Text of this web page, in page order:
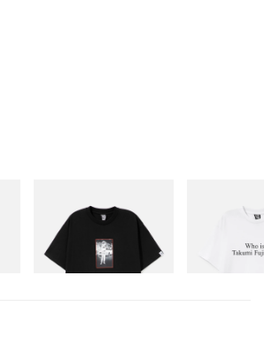
표 제품들이다. 이 제품들은 밀크 스
리에이티브 에너지, 그리고 매일 우
아티스트, 크리에이터, 룰 브레이커
Billionaire Boys Club X
Initial D Cotton T-Shirt 1
쇼핑하기
Billionaire
Initial D